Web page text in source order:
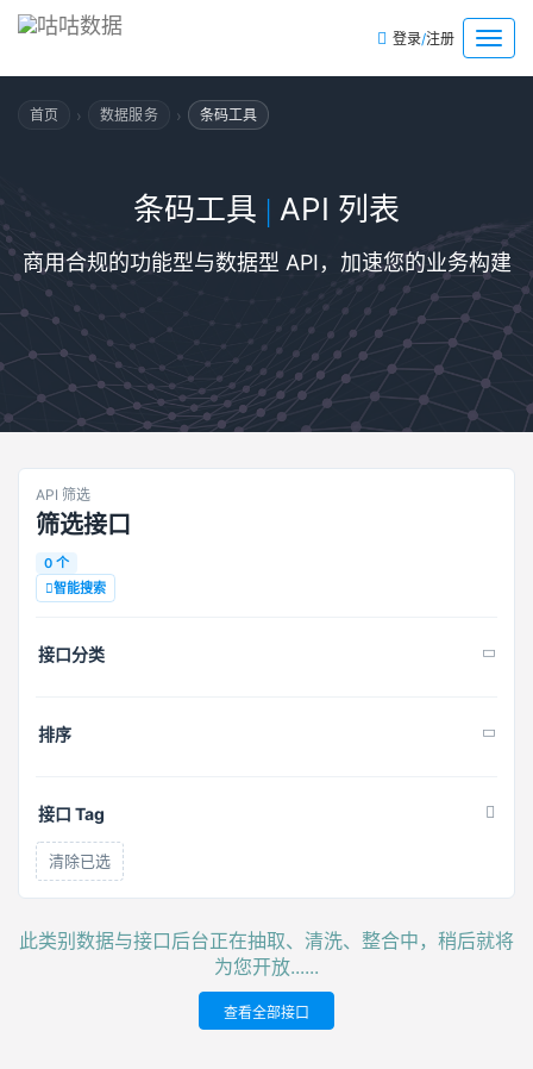
菜
单
登录/注册
首页 › 数据服务 › 条码工具
条码工具 | API 列表
商用合规的功能型与数据型 API，加速您的业务构建
API 筛选
筛选接口
0 个
智能搜索
接口分类
排序
接口 Tag
清除已选
此类别数据与接口后台正在抽取、清洗、整合中，稍后就将
为您开放......
查看全部接口